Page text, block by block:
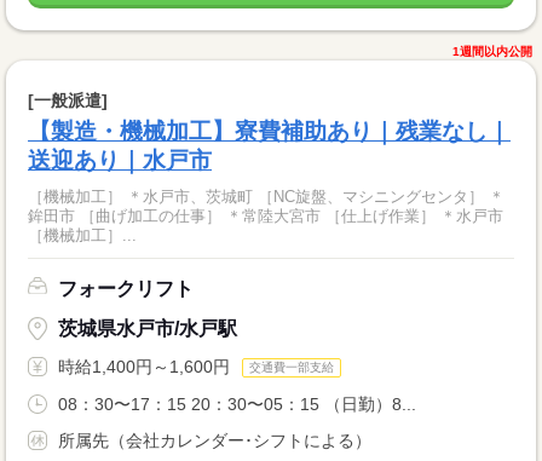
1週間以内公開
[一般派遣]
【製造・機械加工】寮費補助あり｜残業なし｜
送迎あり｜水戸市
［機械加工］ ＊水戸市、茨城町 ［NC旋盤、マシニングセンタ］ ＊
鉾田市 ［曲げ加工の仕事］ ＊常陸大宮市 ［仕上げ作業］ ＊水戸市
［機械加工］...
フォークリフト
茨城県水戸市/水戸駅
時給1,400円～1,600円 交通費一部支給
08：30〜17：15 20：30〜05：15 （日勤）8...
所属先（会社カレンダー･シフトによる）